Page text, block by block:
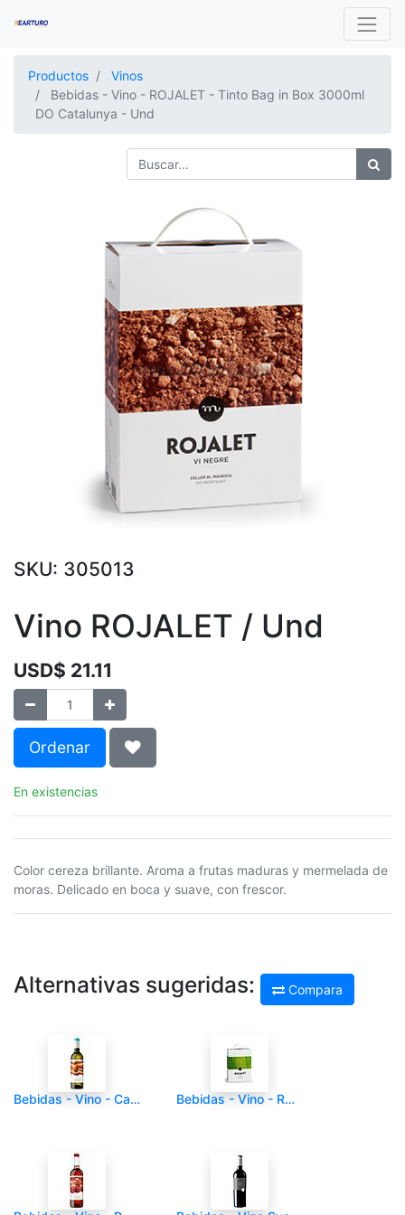
Productos
Vinos
Bebidas - Vino - ROJALET - Tinto Bag in Box 3000ml
DO Catalunya - Und
SKU: 305013
Vino ROJALET / Und
USD$ 21.11
Ordenar
En existencias
Color cereza brillante. Aroma a frutas maduras y mermelada de
moras. Delicado en boca y suave, con frescor.
Alternativas sugeridas: Compara
Bebidas - Vino - Cajas de 6 unid - ROJALET - Blanco - 6/1 - 750ml - Do Montsant - 6/1 Bebidas - Vino - ROJALET - Blanco Bag in Box 3000ml DO Catalunya - Und